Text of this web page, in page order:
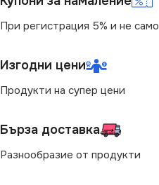
При регистрация 5% и не само
Изгодни цени
Продукти на супер цени
Бърза доставка
Разнообразие от продукти